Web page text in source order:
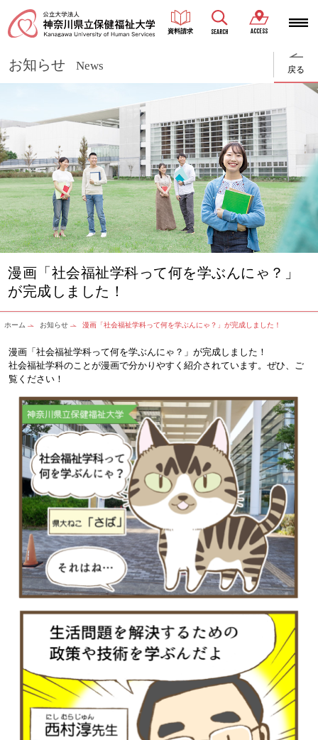
資料請求 SEARCH ACCESS
お知らせ News 戻る
漫画「社会福祉学科って何を学ぶんにゃ？」
が完成しました！
ホーム お知らせ 漫画「社会福祉学科って何を学ぶんにゃ？」が完成しました！
漫画「社会福祉学科って何を学ぶんにゃ？」が完成しました！
社会福祉学科のことが漫画で分かりやすく紹介されています。ぜひ、ご
覧ください！